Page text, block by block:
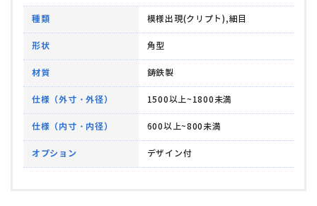
種類 模様出現(クリプト),細目
形状 角型
材質 鋳鉄製
仕様（外寸・外径） 1500以上~1800未満
仕様（内寸・内径） 600以上~800未満
オプション デザイン付